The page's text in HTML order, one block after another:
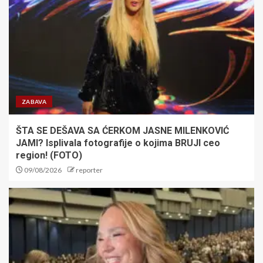
obeležio istoriju NBA lige i
osvojio pet šampionskih
prstena
1
Počinje Evropsko prvenstvo u
atletici – Srbi kreću u pohod na
2
VLAHOVIĆ STIŽE U MADRID?
Srpski golgeter pred velikim
transferom karijere, sve zavisi
ZABAVA
ŠTA SE DEŠAVA SA ĆERKOM JASNE MILENKOVIĆ
JAMI? Isplivala fotografije o kojima BRUJI ceo
region! (FOTO)
09/08/2026 reporter